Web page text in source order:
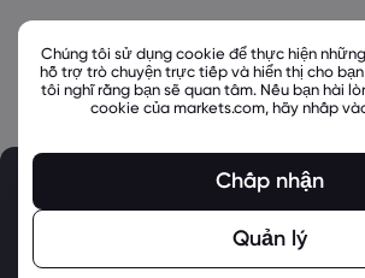
Chúng tôi sử dụng cookie để thực hiện
hỗ trợ trò chuyện trực tiếp và hiển thị cho
tôi nghĩ rằng bạn sẽ quan tâm. Nếu bạn hài
cookie của markets.com, hãy nhấp
Chấp nhận
Quản lý